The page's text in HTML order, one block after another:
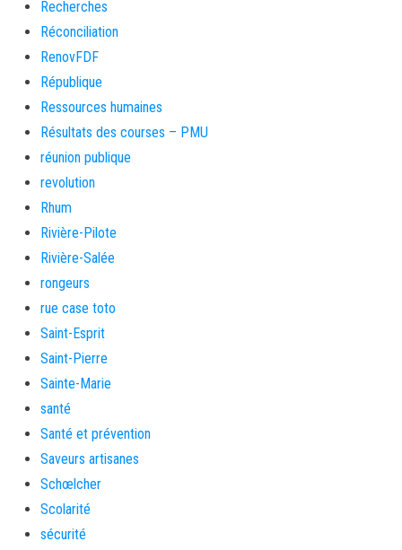
Recherches
Réconciliation
RenovFDF
République
Ressources humaines
Résultats des courses – PMU
réunion publique
revolution
Rhum
Rivière-Pilote
Rivière-Salée
rongeurs
rue case toto
Saint-Esprit
Saint-Pierre
Sainte-Marie
santé
Santé et prévention
Saveurs artisanes
Schœlcher
Scolarité
sécurité